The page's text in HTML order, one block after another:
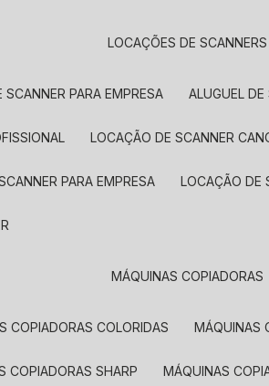
LOCAÇÕES DE SCANNERS
SCANNER PARA EMPRESA ALUGUEL
LOCAÇÃO DE SCANNER
PARA EMPRESA LOCAÇÃO
MÁQUINAS COPIADORAS
COPIADORAS COLORIDAS
COPIADORAS SHARP MÁQUINAS